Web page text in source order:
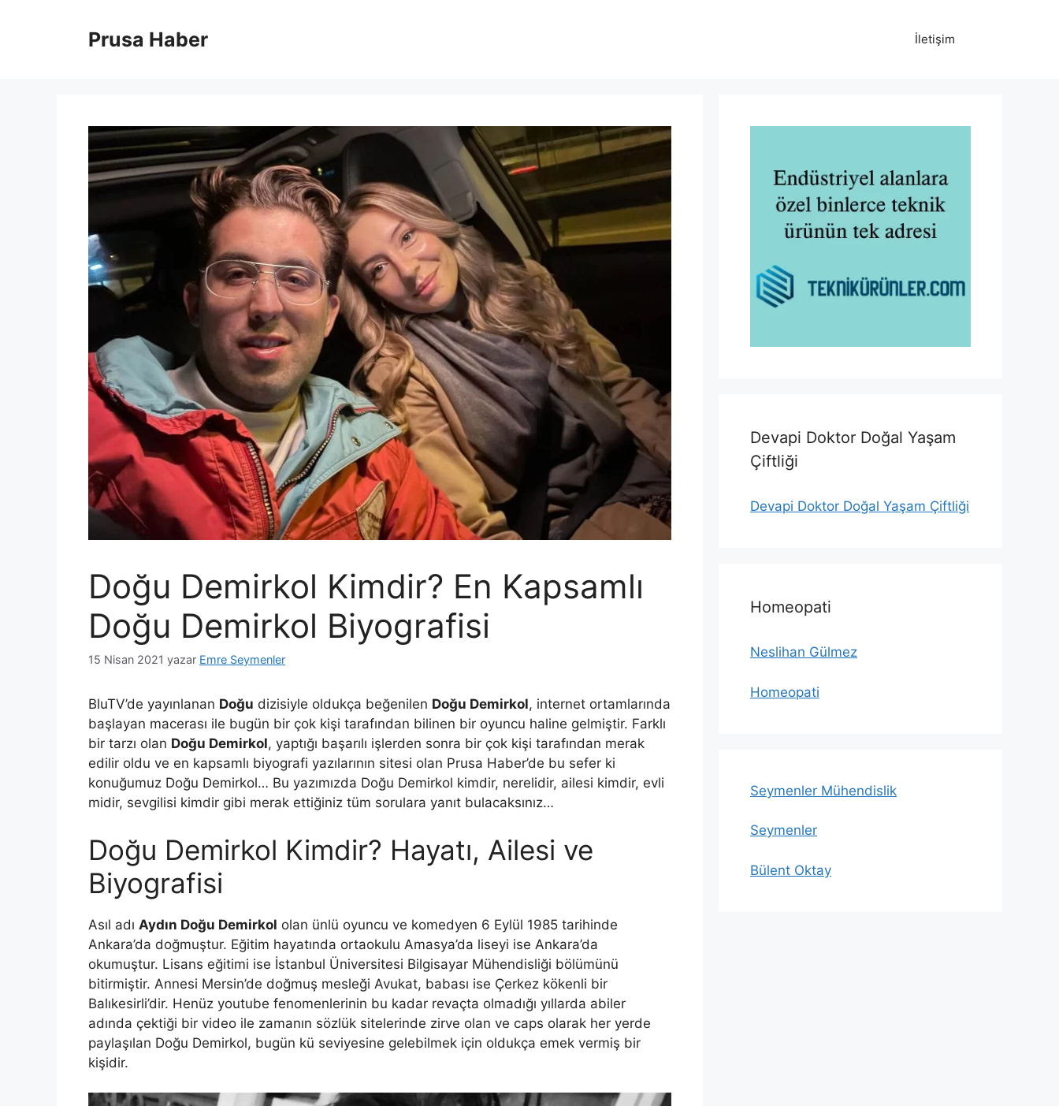
Prusa Haber İletişim
Doğu Demirkol Kimdir? En Kapsamlı
Doğu Demirkol Biyografisi
15 Nisan 2021 yazar Emre Seymenler
BluTV’de yayınlanan Doğu dizisiyle oldukça beğenilen Doğu Demirkol, internet ortamlarında
başlayan macerası ile bugün bir çok kişi tarafından bilinen bir oyuncu haline gelmiştir. Farklı
bir tarzı olan Doğu Demirkol, yaptığı başarılı işlerden sonra bir çok kişi tarafından merak
edilir oldu ve en kapsamlı biyografi yazılarının sitesi olan Prusa Haber’de bu sefer ki
konuğumuz Doğu Demirkol… Bu yazımızda Doğu Demirkol kimdir, nerelidir, ailesi kimdir, evli
midir, sevgilisi kimdir gibi merak ettiğiniz tüm sorulara yanıt bulacaksınız…
Doğu Demirkol Kimdir? Hayatı, Ailesi ve
Biyografisi
Asıl adı Aydın Doğu Demirkol olan ünlü oyuncu ve komedyen 6 Eylül 1985 tarihinde
Ankara’da doğmuştur. Eğitim hayatında ortaokulu Amasya’da liseyi ise Ankara’da
okumuştur. Lisans eğitimi ise İstanbul Üniversitesi Bilgisayar Mühendisliği bölümünü
bitirmiştir. Annesi Mersin’de doğmuş mesleği Avukat, babası ise Çerkez kökenli bir
Balıkesirli’dir. Henüz youtube fenomenlerinin bu kadar revaçta olmadığı yıllarda abiler
adında çektiği bir video ile zamanın sözlük sitelerinde zirve olan ve caps olarak her yerde
paylaşılan Doğu Demirkol, bugün kü seviyesine gelebilmek için oldukça emek vermiş bir
kişidir.
Devapi Doktor Doğal Yaşam
Çiftliği
Devapi Doktor Doğal Yaşam Çiftliği
Homeopati
Neslihan Gülmez
Homeopati
Seymenler Mühendislik
Seymenler
Bülent Oktay